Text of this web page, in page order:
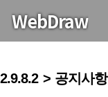
WebDraw
> 공지사항